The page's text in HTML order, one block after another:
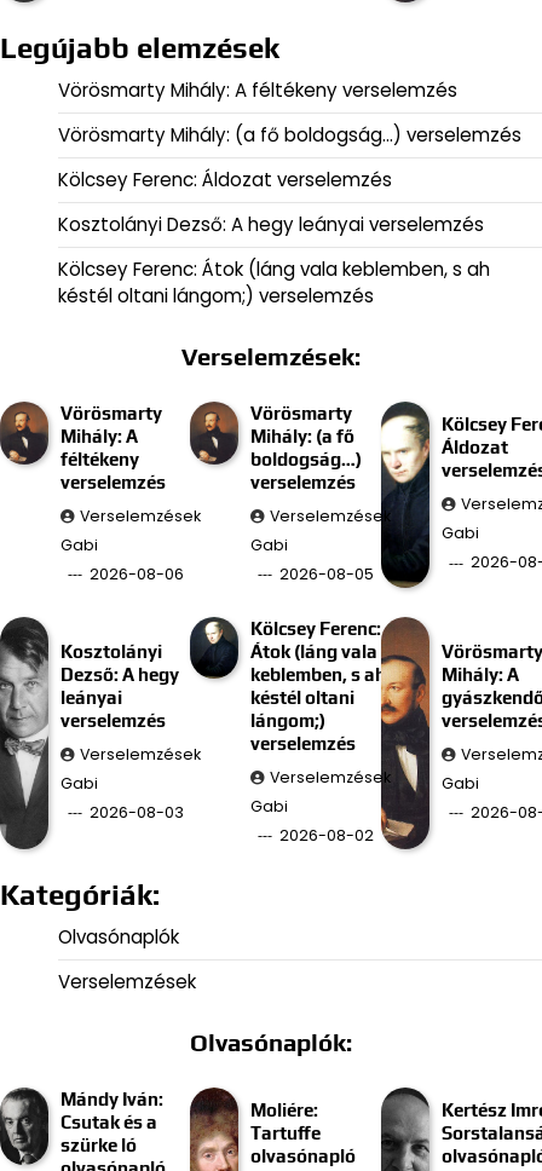
Legújabb elemzések
Vörösmarty Mihály: A féltékeny verselemzés
Vörösmarty Mihály: (a fő boldogság…) verselemzés
Kölcsey Ferenc: Áldozat verselemzés
Kosztolányi Dezső: A hegy leányai verselemzés
Kölcsey Ferenc: Átok (láng vala keblemben, s ah
késtél oltani lángom;) verselemzés
Verselemzések:
Vörösmarty
Mihály: A
féltékeny
verselemzés
Verselemzések
Gabi
2026-08-06
Vörösmarty
Mihály: (a fő
boldogság…)
verselemzés
Verselemzések
Gabi
2026-08-05
Kölcsey
Áldozat
Gabi
2026-
Kosztolányi
Dezső: A hegy
leányai
verselemzés
Verselemzések
Gabi
2026-08-03
Kölcsey Ferenc:
Átok (láng vala
keblemben, s ah
késtél oltani
lángom;)
verselemzés
Verselemzések
Gabi
2026-08-02
Vörösmarty
Mihály: A
Gabi
2026-
Kategóriák:
Olvasónaplók
Verselemzések
Olvasónaplók:
Mándy Iván:
Csutak és a
szürke ló
Moliére:
Tartuffe
olvasónapló
Kertész